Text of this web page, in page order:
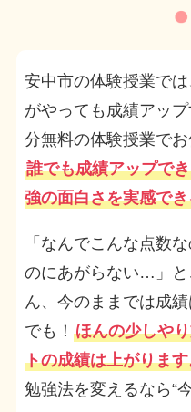
安中市の体験授業で
がやっても成績アッ
分無料の体験授業でお
誰でも成績アップで
強の面白さを実感で
「なんでこんな点数
のにあがらない…」と
ん、今のままでは成績
でも！ ほんの少しや
トの成績は上がりま
勉強法を変えるなら“今